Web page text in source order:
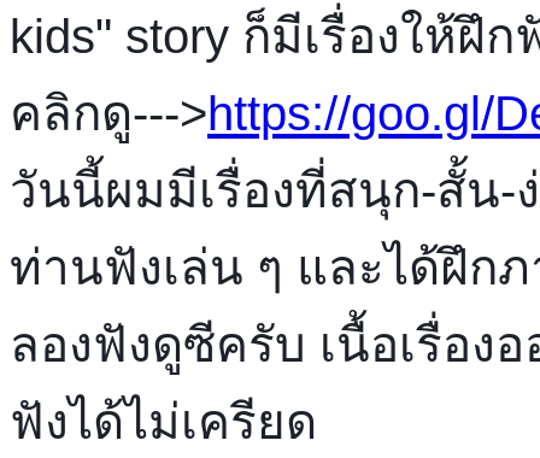
kids" story ก็มีเรื่องให้ฝึ
คลิกดู--->https://goo.gl/
วันนี้ผมมีเรื่องที่สนุก-สั้น-
ท่านฟังเล่น ๆ และได้ฝึก
ลองฟังดูซีครับ เนื้อเรื่อง
ฟังได้ไม่เครียด